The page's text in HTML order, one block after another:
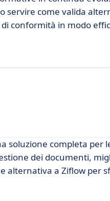
come valida
conformità in modo
completa per
dei documenti,
alternativa a Ziflow per